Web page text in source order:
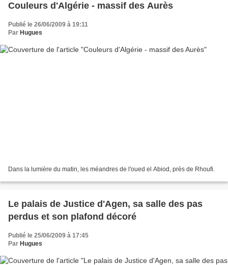
Couleurs d'Algérie - massif des Aurès
Publié le 26/06/2009 à 19:11
Par Hugues
Dans la lumière du matin, les méandres de l'oued el Abiod, près de Rhoufi.
Le palais de Justice d'Agen, sa salle des pas
perdus et son plafond décoré
Publié le 25/06/2009 à 17:45
Par Hugues